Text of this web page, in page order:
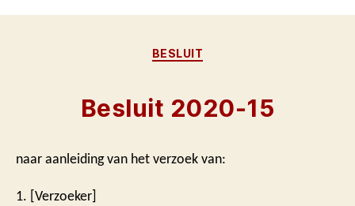
Categorieën
BESLUIT
Besluit 2020-15
naar aanleiding van het verzoek van:
1. [Verzoeker]